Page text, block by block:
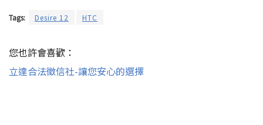
Tags: Desire 12 HTC
您也許會喜歡：
立達合法徵信社-讓您安心的選擇